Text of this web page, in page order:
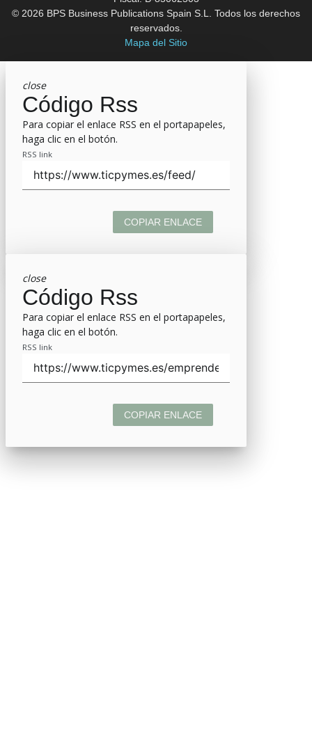
© 2026 BPS Business Publications Spain S.L. Todos los derechos
reservados.
Mapa del Sitio
close
Código Rss
Para copiar el enlace RSS en el portapapeles,
haga clic en el botón.
RSS link
COPIAR ENLACE
close
Código Rss
Para copiar el enlace RSS en el portapapeles,
haga clic en el botón.
RSS link
COPIAR ENLACE